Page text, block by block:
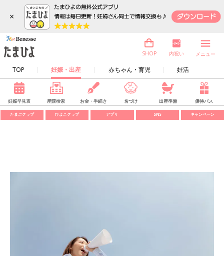
×
TOP 妊娠・出産 赤ちゃん・育児 妊活
SHOP 内祝い メニュー
妊娠早見表 産院検索 お金・手続き 名づけ 出産準備 優待パス
たまごクラブ ひよこクラブ アプリ SNS キャンペーン